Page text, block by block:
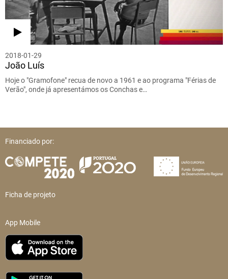
2018-01-29
João Luís
Hoje o "Gramofone" recua de novo a 1961 e ao programa "Férias de
Verão", onde já apresentámos os Conchas e…
Financiado por:
Ficha de projeto
App Mobile